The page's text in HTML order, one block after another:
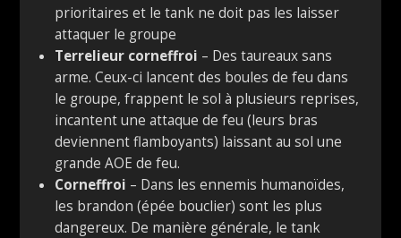
prioritaires et le tank ne doit pas les laisser
attaquer le groupe
Terrelieur corneffroi – Des taureaux sans
arme. Ceux-ci lancent des boules de feu dans
le groupe, frappent le sol à plusieurs reprises,
incantent une attaque de feu (leurs bras
deviennent flamboyants) laissant au sol une
grande AOE de feu.
Corneffroi – Dans les ennemis humanoïdes,
les brandon (épée bouclier) sont les plus
dangereux. De manière générale, le tank